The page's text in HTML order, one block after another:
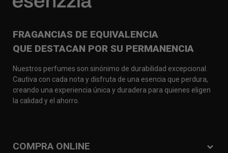
FRAGANCIAS DE EQUIVALENCIA
QUE DESTACAN POR SU PERMANENCIA
Nuestros perfumes son sinónimo de durabilidad excepcional.
Cautiva con cada nota y disfruta de una esencia que perdura,
creando una experiencia única y duradera para quienes eligen
la calidad y el ahorro.
COMPRA ONLINE